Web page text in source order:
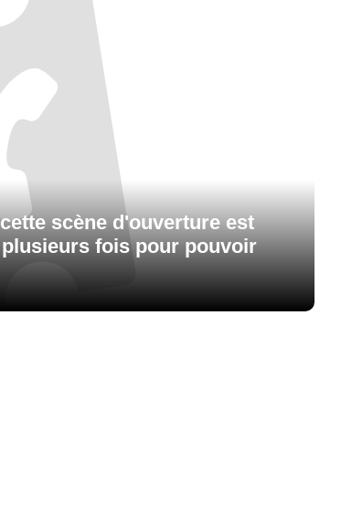
scène d'ouverture est
fois pour pouvoir